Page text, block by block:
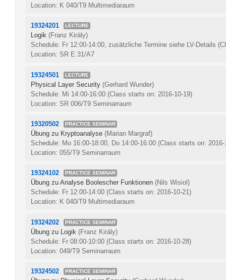
Location: K 040/T9 Multimediaraum
19324201 LECTURE
Logik (Franz Kiràly)
Schedule: Fr 12:00-14:00, zusätzliche Termine siehe LV-Details
Location: SR E.31/A7
19324501 LECTURE
Physical Layer Security (Gerhard Wunder)
Schedule: Mi 14:00-16:00 (Class starts on: 2016-10-19)
Location: SR 006/T9 Seminarraum
19320502 PRACTICE SEMINAR
Übung zu Kryptoanalyse (Marian Margraf)
Schedule: Mo 16:00-18:00, Do 14:00-16:00 (Class starts on: 2016-
Location: 055/T9 Seminarraum
19324102 PRACTICE SEMINAR
Übung zu Analyse Boolescher Funktionen (Nils Wisiol)
Schedule: Fr 12:00-14:00 (Class starts on: 2016-10-21)
Location: K 040/T9 Multimediaraum
19324202 PRACTICE SEMINAR
Übung zu Logik (Franz Király)
Schedule: Fr 08:00-10:00 (Class starts on: 2016-10-28)
Location: 049/T9 Seminarraum
19324502 PRACTICE SEMINAR